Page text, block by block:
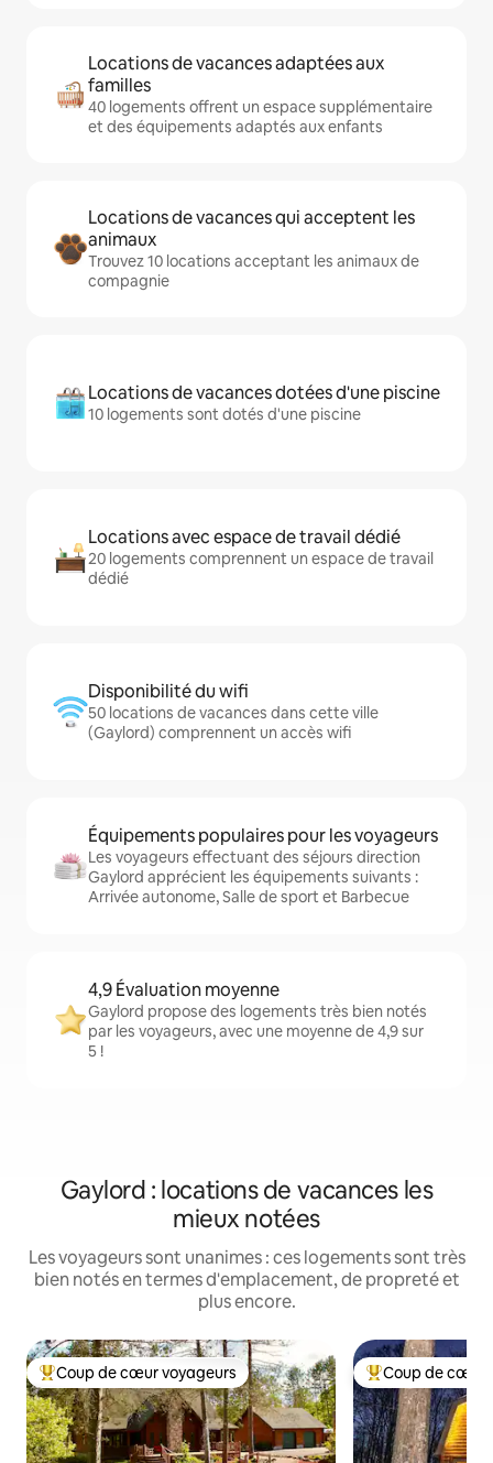
Locations de vacances adaptées aux
familles
40 logements offrent un espace supplémentaire
et des équipements adaptés aux enfants
Locations de vacances qui acceptent les
animaux
Trouvez 10 locations acceptant les animaux de
compagnie
Locations de vacances dotées d'une piscine
10 logements sont dotés d'une piscine
Locations avec espace de travail dédié
20 logements comprennent un espace de travail
dédié
Disponibilité du wifi
50 locations de vacances dans cette ville
(Gaylord) comprennent un accès wifi
Équipements populaires pour les voyageurs
Les voyageurs effectuant des séjours direction
Gaylord apprécient les équipements suivants :
Arrivée autonome, Salle de sport et Barbecue
4,9 Évaluation moyenne
Gaylord propose des logements très bien notés
par les voyageurs, avec une moyenne de 4,9 sur
5 !
Gaylord : locations de vacances les
mieux notées
Les voyageurs sont unanimes : ces logements sont très
bien notés en termes d'emplacement, de propreté et
plus encore.
Coups de cœur voyageurs les plus appréciés
Coup de cœur voyageurs Coups de cœur
Coup de cœur